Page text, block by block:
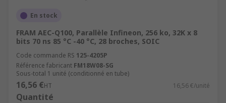
En stock
FRAM AEC-Q100, Parallèle Infineon, 256 ko, 32K x 8
bits 70 ns 85 °C -40 °C, 28 broches, SOIC
Code commande RS 125-4205P
Référence fabricant FM18W08-SG
Sous-total 1 unité (conditionné en tube)
16,56 €HT 16,56 €/unité
Quantité